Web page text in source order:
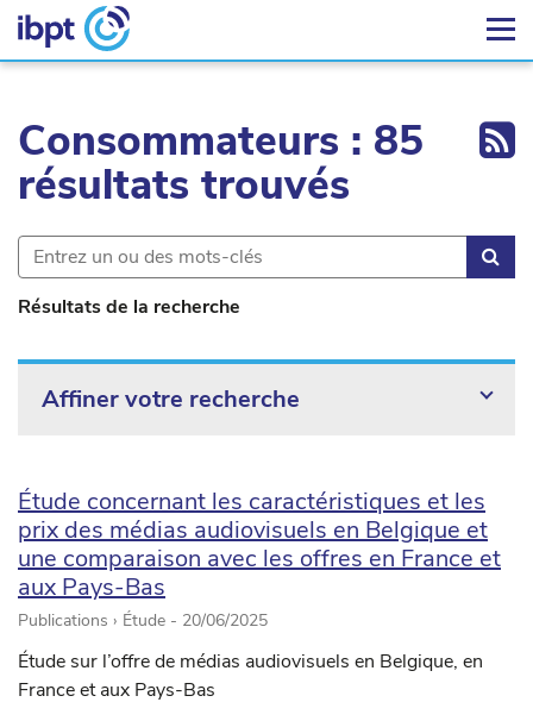
Consommateurs : 85
résultats trouvés
Résultats de la recherche
Affiner votre recherche
Étude concernant les caractéristiques et les
prix des médias audiovisuels en Belgique et
une comparaison avec les offres en France et
aux Pays-Bas
Publications › Étude - 20/06/2025
Étude sur l’offre de médias audiovisuels en Belgique, en
France et aux Pays-Bas